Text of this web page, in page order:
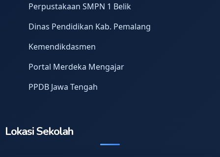
Perpustakaan SMPN 1 Belik
Dinas Pendidikan Kab. Pemalang
Kemendikdasmen
Portal Merdeka Mengajar
PPDB Jawa Tengah
Lokasi Sekolah